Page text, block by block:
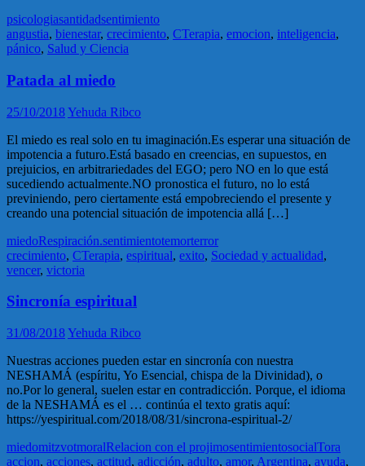
psicologiasantidadsentimiento
angustia, bienestar, crecimiento, CTerapia, emocion, inteligencia,
pánico, Salud y Ciencia
Patada al miedo
25/10/2018Yehuda Ribco
El miedo es real solo en tu imaginación.Es esperar una situación de
impotencia a futuro.Está basado en creencias, en supuestos, en
prejuicios, en arbitrariedades del EGO; pero NO en lo que está
sucediendo actualmente.NO pronostica el futuro, no lo está
previniendo, pero ciertamente está empobreciendo el presente y
creando una potencial situación de impotencia allá […]
miedoRespiración.sentimientotemorterror
crecimiento, CTerapia, espiritual, exito, Sociedad y actualidad,
vencer, victoria
Sincronía espiritual
31/08/2018Yehuda Ribco
Nuestras acciones pueden estar en sincronía con nuestra
NESHAMÁ (espíritu, Yo Esencial, chispa de la Divinidad), o
no.Por lo general, suelen estar en contradicción. Porque, el idioma
de la NESHAMÁ es el … continúa el texto gratis aquí:
https://yespiritual.com/2018/08/31/sincrona-espiritual-2/
miedomitzvotmoralRelacion con el projimosentimientosocialTora
accion, acciones, actitud, adicción, adulto, amor, Argentina, ayuda,